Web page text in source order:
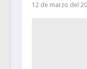
12 de marzo del